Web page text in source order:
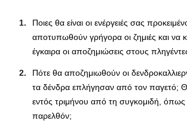
Ποιες θα είναι οι ενέργειές σας
αποτυπωθούν γρήγορα οι ζημιές και να
έγκαιρα οι αποζημιώσεις στους
Πότε θα αποζημιωθούν οι
τα δένδρα επλήγησαν από τον παγετό;
εντός τριμήνου από τη συγκομιδή, όπως
παρελθόν;